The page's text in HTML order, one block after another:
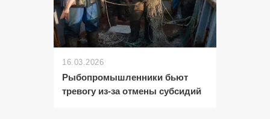
16.03.2026
Рыбопромышленники бьют
тревогу из-за отмены субсидий